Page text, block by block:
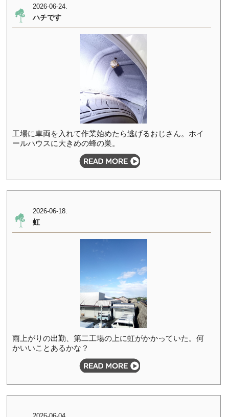
2026-06-24.
ハチです
工場に車両を入れて作業始めたら逃げるおじさん。ホイ
ールハウスに大きめの蜂の巣。
2026-06-18.
虹
雨上がりの出勤、第二工場の上に虹がかかっていた。何
かいいことあるかな？